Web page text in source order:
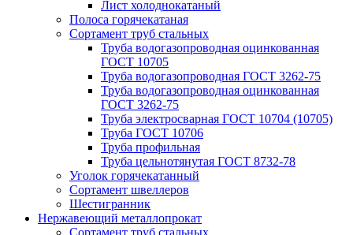
Лист холоднокатаный
Полоса горячекатаная
Сортамент труб стальных
Труба водогазопроводная оцинкованная
ГОСТ 10705
Труба водогазопроводная ГОСТ 3262-75
Труба водогазопроводная оцинкованная
ГОСТ 3262-75
Труба электросварная ГОСТ 10704 (10705)
Труба ГОСТ 10706
Труба профильная
Труба цельнотянутая ГОСТ 8732-78
Уголок горячекатанный
Сортамент швеллеров
Шестигранник
Нержавеющий металлопрокат